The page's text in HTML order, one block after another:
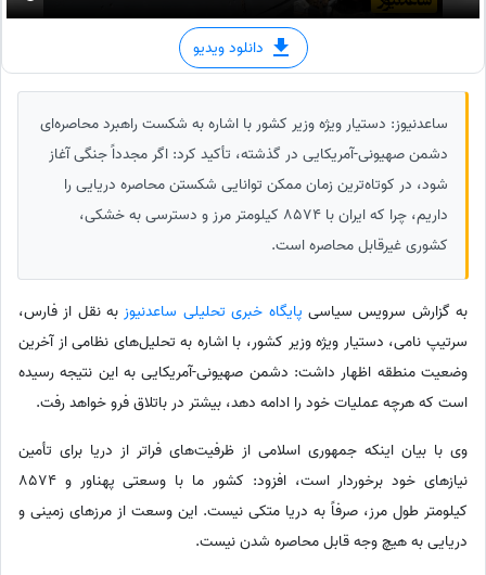
دانلود ویدیو
ساعدنیوز: دستیار ویژه وزیر کشور با اشاره به شکست راهبرد محاصره‌ای
دشمن صهیونی-آمریکایی در گذشته، تأکید کرد: اگر مجدداً جنگی آغاز
شود، در کوتاه‌ترین زمان ممکن توانایی شکستن محاصره دریایی را
داریم، چرا که ایران با 8574 کیلومتر مرز و دسترسی به خشکی،
کشوری غیرقابل محاصره است.
به گزارش سرویس سیاسی پایگاه خبری تحلیلی ساعدنیوزبه نقل از فارس،
سرتیپ نامی، دستیار ویژه وزیر کشور، با اشاره به تحلیل‌های نظامی از آخرین
وضعیت منطقه اظهار داشت: دشمن صهیونی-آمریکایی به این نتیجه رسیده
است که هرچه عملیات خود را ادامه دهد، بیشتر در باتلاق فرو خواهد رفت.
وی با بیان اینکه جمهوری اسلامی از ظرفیت‌های فراتر از دریا برای تأمین
نیازهای خود برخوردار است، افزود: کشور ما با وسعتی پهناور و 8574
کیلومتر طول مرز، صرفاً به دریا متکی نیست. این وسعت از مرزهای زمینی و
دریایی به هیچ وجه قابل محاصره شدن نیست.